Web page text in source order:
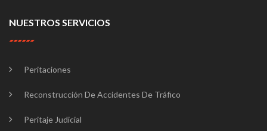
NUESTROS SERVICIOS
Peritaciones
Reconstrucción De Accidentes De Tráfico
Peritaje Judicial